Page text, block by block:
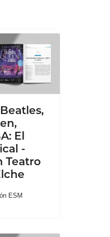
El
-
Teatro
ESM